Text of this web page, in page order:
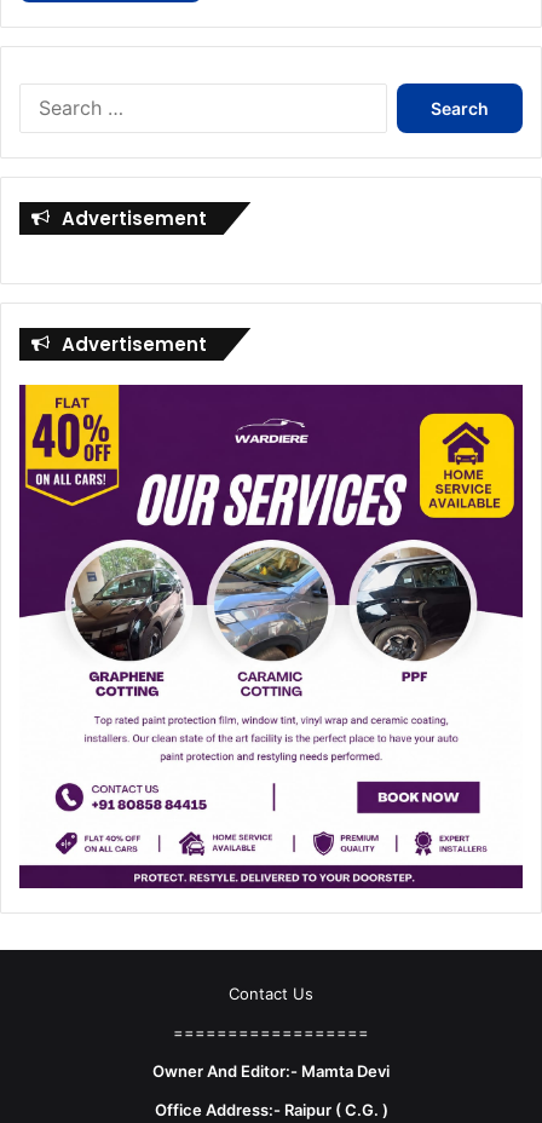
Search
for:
Advertisement
Advertisement
Contact Us
==================
Owner And Editor:- Mamta Devi
Office Address:- Raipur ( C.G. )